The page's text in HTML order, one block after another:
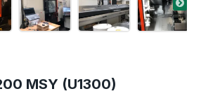
MSY (U1300)